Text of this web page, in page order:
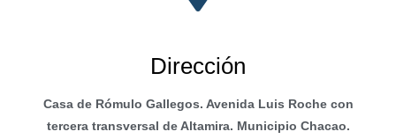
Dirección
Casa de Rómulo Gallegos. Avenida Luis Roche con
tercera transversal de Altamira. Municipio Chacao.